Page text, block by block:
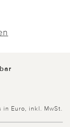
in Euro, inkl. MwSt.